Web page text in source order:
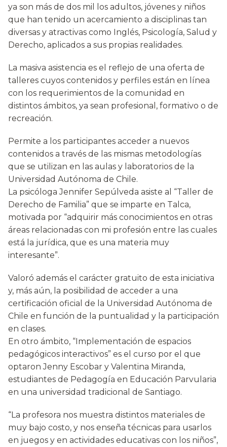
ya son más de dos mil los adultos, jóvenes y niños
que han tenido un acercamiento a disciplinas tan
diversas y atractivas como Inglés, Psicología, Salud y
Derecho, aplicados a sus propias realidades.
La masiva asistencia es el reflejo de una oferta de
talleres cuyos contenidos y perfiles están en línea
con los requerimientos de la comunidad en
distintos ámbitos, ya sean profesional, formativo o de
recreación.
Permite a los participantes acceder a nuevos
contenidos a través de las mismas metodologías
que se utilizan en las aulas y laboratorios de la
Universidad Autónoma de Chile.
La psicóloga Jennifer Sepúlveda asiste al “Taller de
Derecho de Familia” que se imparte en Talca,
motivada por “adquirir más conocimientos en otras
áreas relacionadas con mi profesión entre las cuales
está la jurídica, que es una materia muy
interesante”.
Valoró además el carácter gratuito de esta iniciativa
y, más aún, la posibilidad de acceder a una
certificación oficial de la Universidad Autónoma de
Chile en función de la puntualidad y la participación
en clases.
En otro ámbito, “Implementación de espacios
pedagógicos interactivos” es el curso por el que
optaron Jenny Escobar y Valentina Miranda,
estudiantes de Pedagogía en Educación Parvularia
en una universidad tradicional de Santiago.
“La profesora nos muestra distintos materiales de
muy bajo costo, y nos enseña técnicas para usarlos
en juegos y en actividades educativas con los niños”,